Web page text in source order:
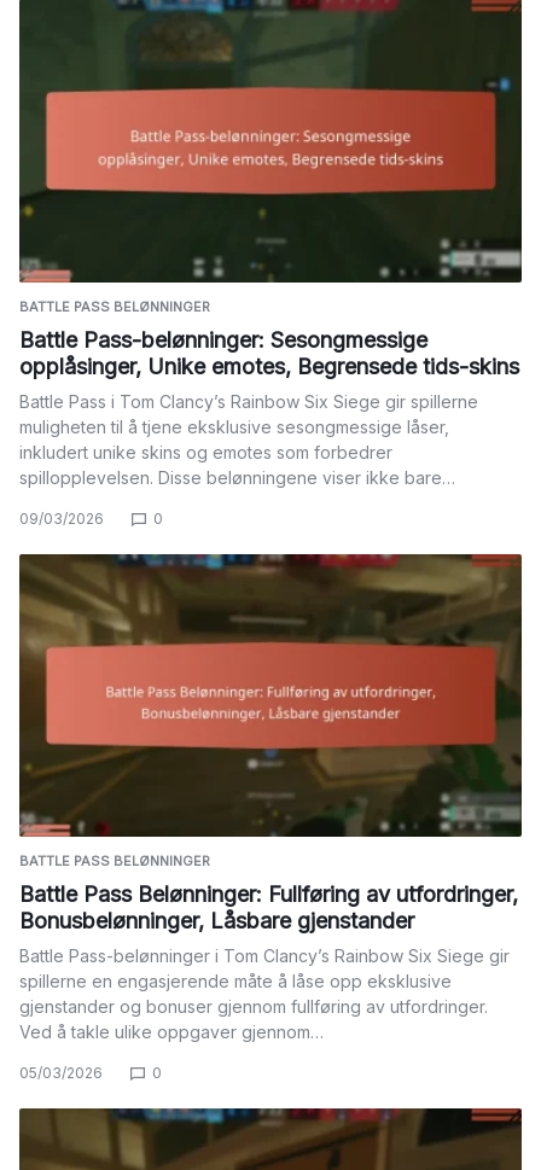
BATTLE PASS BELØNNINGER
Battle Pass-belønninger: Sesongmessige
opplåsinger, Unike emotes, Begrensede tids-skins
Battle Pass i Tom Clancy’s Rainbow Six Siege gir spillerne
muligheten til å tjene eksklusive sesongmessige låser,
inkludert unike skins og emotes som forbedrer
spillopplevelsen. Disse belønningene viser ikke bare…
09/03/2026 0
BATTLE PASS BELØNNINGER
Battle Pass Belønninger: Fullføring av utfordringer,
Bonusbelønninger, Låsbare gjenstander
Battle Pass-belønninger i Tom Clancy’s Rainbow Six Siege gir
spillerne en engasjerende måte å låse opp eksklusive
gjenstander og bonuser gjennom fullføring av utfordringer.
Ved å takle ulike oppgaver gjennom…
05/03/2026 0